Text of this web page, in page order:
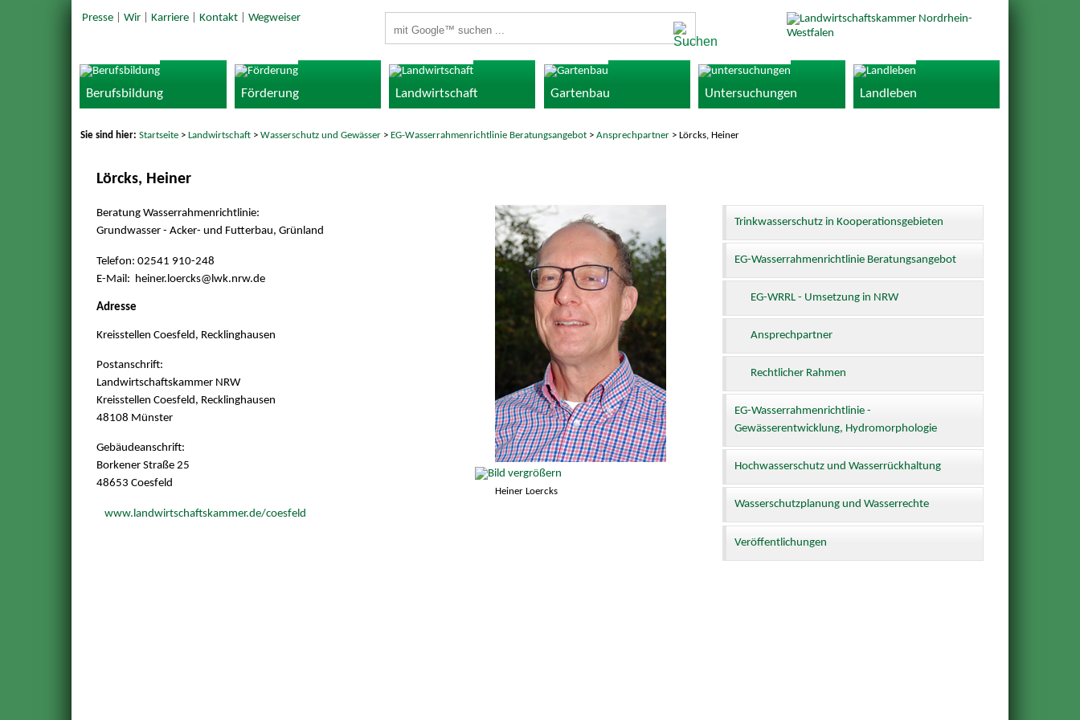
Presse| Wir| Karriere| Kontakt| Wegweiser
Berufsbildung Förderung Landwirtschaft Gartenbau Untersuchungen Landleben
Sie sind hier:Startseite >Landwirtschaft >Wasserschutz und Gewässer > EG-Wasserrahmenrichtlinie Beratungsangebot >Ansprechpartner > Lörcks, Heiner
Lörcks, Heiner
Heiner Loercks
Beratung Wasserrahmenrichtlinie:
Grundwasser - Acker- und Futterbau, Grünland
Telefon: 02541 910-248
E-Mail: heiner.loercks@ lwk.nrw.de
Adresse
Kreisstellen Coesfeld, Recklinghausen
Postanschrift:
Landwirtschaftskammer NRW
Kreisstellen Coesfeld, Recklinghausen
48108 Münster
Gebäudeanschrift:
Borkener Straße 25
48653 Coesfeld
www.landwirtschaftskammer.de/coesfeld
Trinkwasserschutz in Kooperationsgebieten
EG-Wasserrahmenrichtlinie Beratungsangebot
EG-WRRL - Umsetzung in NRW
Ansprechpartner
Rechtlicher Rahmen
EG-Wasserrahmenrichtlinie -
Gewässerentwicklung, Hydromorphologie
Hochwasserschutz und Wasserrückhaltung
Wasserschutzplanung und Wasserrechte
Veröffentlichungen